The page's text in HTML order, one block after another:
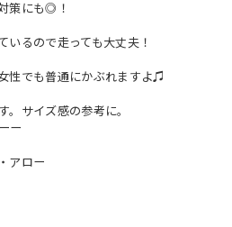
策にも◎！
いるので走っても大丈夫！
性でも普通にかぶれますよ♫
サイズ感の参考に。
ー
アロー